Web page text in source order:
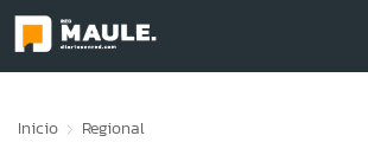
Inicio Regional